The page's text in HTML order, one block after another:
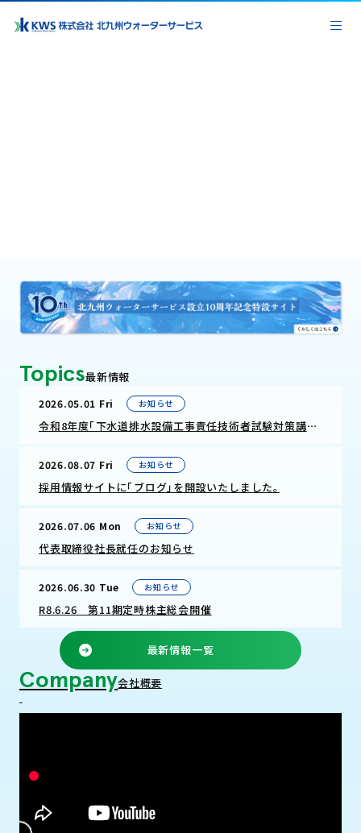
Topics最新情報
2026.05.01 Fri お知らせ
令和8年度「下水道排水設備工事責任技術者試験対策講習会」のお知らせ
2026.08.07 Fri お知らせ
採用情報サイトに「ブログ」を開設いたしました。
2026.07.06 Mon お知らせ
代表取締役社長就任のお知らせ
2026.06.30 Tue お知らせ
R8.6.26 第11期定時株主総会開催
最新情報一覧
Company会社概要